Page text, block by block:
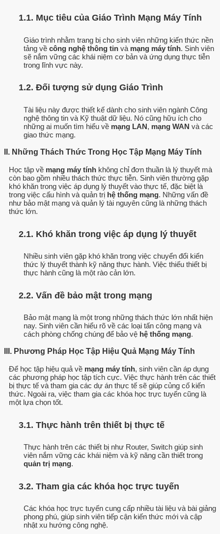
1.1. Mục tiêu của Giáo Trình Mạng Máy Tính
Giáo trình nhằm trang bị cho sinh viên những kiến thức nền
tảng về công nghệ thông tin và mạng máy tính. Sinh viên
sẽ nắm vững các khái niệm cơ bản và ứng dụng thực tiễn
trong lĩnh vực này.
1.2. Đối tượng sử dụng Giáo Trình
Tài liệu này được thiết kế dành cho sinh viên ngành Công
nghệ thông tin và Kỹ thuật dữ liệu. Nó cũng hữu ích cho
những ai muốn tìm hiểu về mạng LAN, mạng WAN và các
giao thức mạng.
II. Những Thách Thức Trong Học Tập Mạng Máy Tính
Học tập về mạng máy tính không chỉ đơn thuần là lý thuyết mà
còn bao gồm nhiều thách thức thực tiễn. Sinh viên thường gặp
khó khăn trong việc áp dụng lý thuyết vào thực tế, đặc biệt là
trong việc cấu hình và quản trị hệ thống mạng. Những vấn đề
như bảo mật mạng và quản lý tài nguyên cũng là những thách
thức lớn.
2.1. Khó khăn trong việc áp dụng lý thuyết
Nhiều sinh viên gặp khó khăn trong việc chuyển đổi kiến
thức lý thuyết thành kỹ năng thực hành. Việc thiếu thiết bị
thực hành cũng là một rào cản lớn.
2.2. Vấn đề bảo mật trong mạng
Bảo mật mạng là một trong những thách thức lớn nhất hiện
nay. Sinh viên cần hiểu rõ về các loại tấn công mạng và
cách phòng chống chúng để bảo vệ hệ thống mạng.
III. Phương Pháp Học Tập Hiệu Quả Mạng Máy Tính
Để học tập hiệu quả về mạng máy tính, sinh viên cần áp dụng
các phương pháp học tập tích cực. Việc thực hành trên các thiết
bị thực tế và tham gia các dự án thực tế sẽ giúp củng cố kiến
thức. Ngoài ra, việc tham gia các khóa học trực tuyến cũng là
một lựa chọn tốt.
3.1. Thực hành trên thiết bị thực tế
Thực hành trên các thiết bị như Router, Switch giúp sinh
viên nắm vững các khái niệm và kỹ năng cần thiết trong
quản trị mạng.
3.2. Tham gia các khóa học trực tuyến
Các khóa học trực tuyến cung cấp nhiều tài liệu và bài giảng
phong phú, giúp sinh viên tiếp cận kiến thức mới và cập
nhật xu hướng công nghệ.